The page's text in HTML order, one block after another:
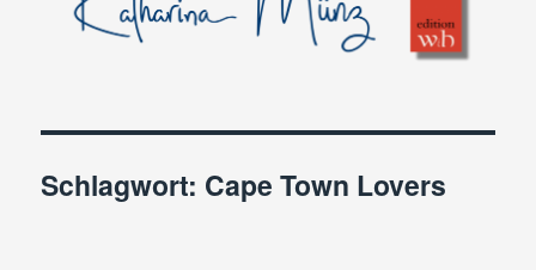
Schlagwort: Cape Town Lovers